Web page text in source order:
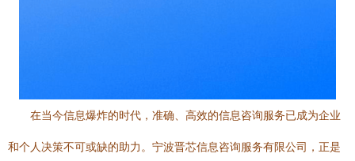
在当今信息爆炸的时代，准确、高效的信息咨询服务已成为企业
和个人决策不可或缺的助力。宁波晋芯信息咨询服务有限公司，正是